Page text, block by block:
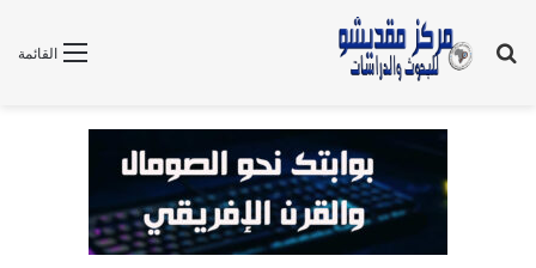
القائمة
بحث